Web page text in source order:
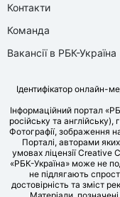
Контакти
Команда
Вакансії в РБК-Україна
Ідентифікатор онлайн-
Інформаційний портал
російську та
Фотографії, зображення
Порталі, авторами
умовах ліцензії Creative
«РБК-Україна» може не
не підлягають
достовірність та зміст